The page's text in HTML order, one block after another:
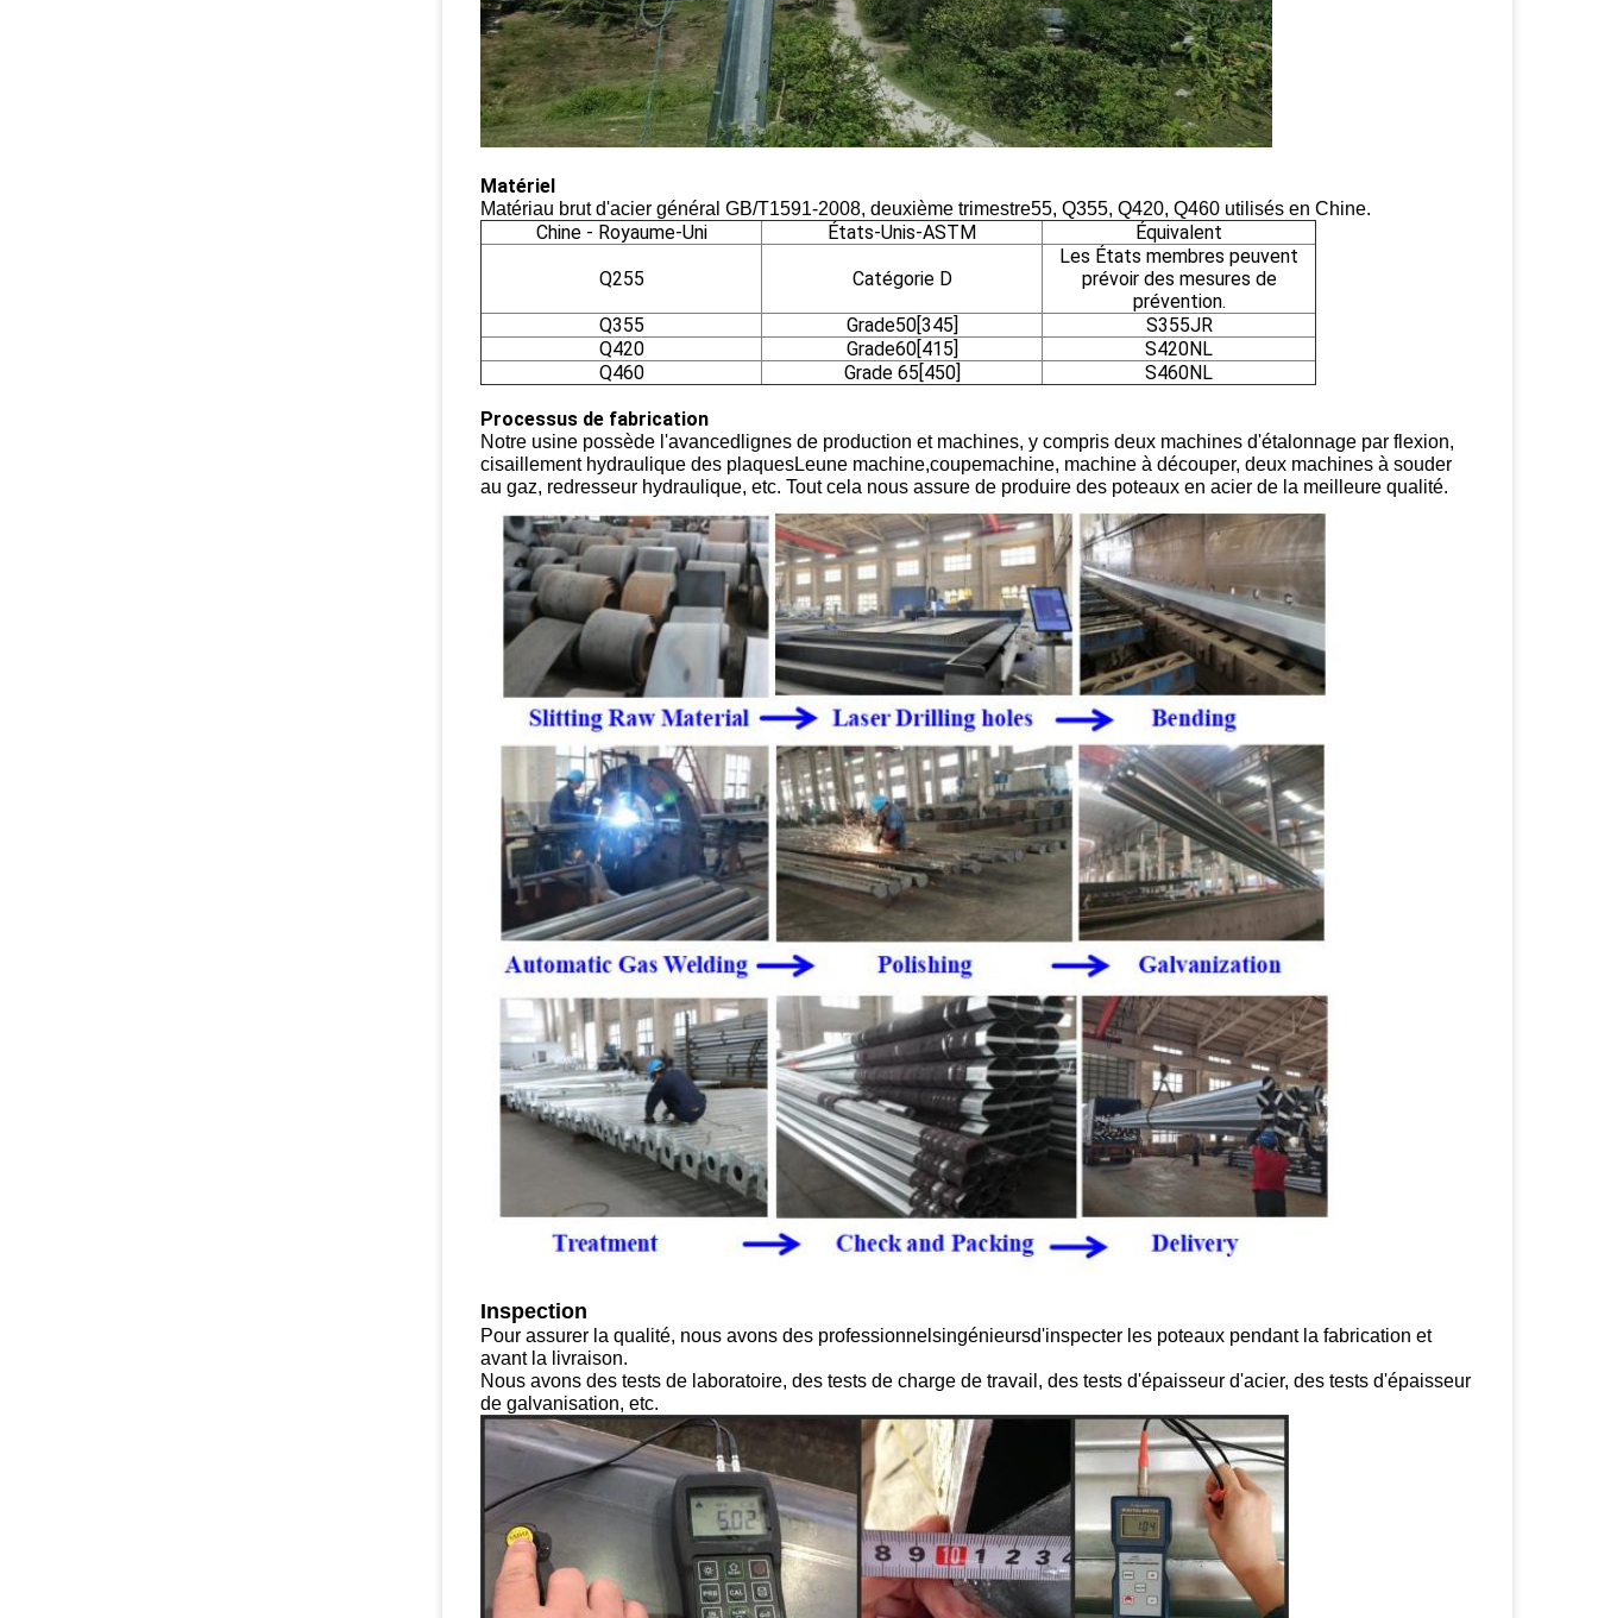
Matériel
Matériau brut d'acier général GB/T1591-2008, deuxième trimestre55, Q355, Q420, Q460 utilisés en Chine.
Chine - Royaume-Uni États-Unis-ASTM Équivalent
Q255 Catégorie D
Les États membres peuvent
prévoir des mesures de
prévention.
Q355
Grade50[345]
S355JR
Q420
Grade60[415]
S420NL
Q460
Grade 65[450] S460NL
Processus de fabrication
Notre usine possède l'avanced lignes de production et machines, y compris deux machines d'étalonnage par flexion,
cisaillement hydraulique des plaquesLeune machine,coupemachine, machine à découper, deux machines à souder
au gaz, redresseur hydraulique, etc. Tout cela nous assure de produire des poteaux en acier de la meilleure qualité.
Inspection
Pour assurer la qualité, nous avons des professionnelsingénieursd'inspecter les poteaux pendant la fabrication et
avant la livraison.
Nous avons des tests de laboratoire, des tests de charge de travail, des tests d'épaisseur d'acier, des tests d'épaisseur
de galvanisation, etc.